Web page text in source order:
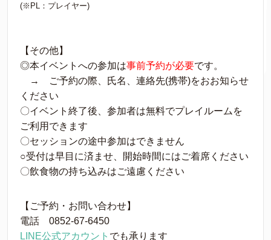
(※PL：プレイヤー)
【その他】
◎本イベントへの参加は事前予約が必要です。
→ ご予約の際、氏名、連絡先(携帯)をおお知らせ
ください
〇イベント終了後、参加者は無料でプレイルームを
ご利用できます
〇セッションの途中参加はできません
○受付は早目に済ませ、開始時間にはご着席ください
〇飲食物の持ち込みはご遠慮ください
【ご予約・お問い合わせ】
電話 0852-67-6450
LINE公式アカウント でも承ります